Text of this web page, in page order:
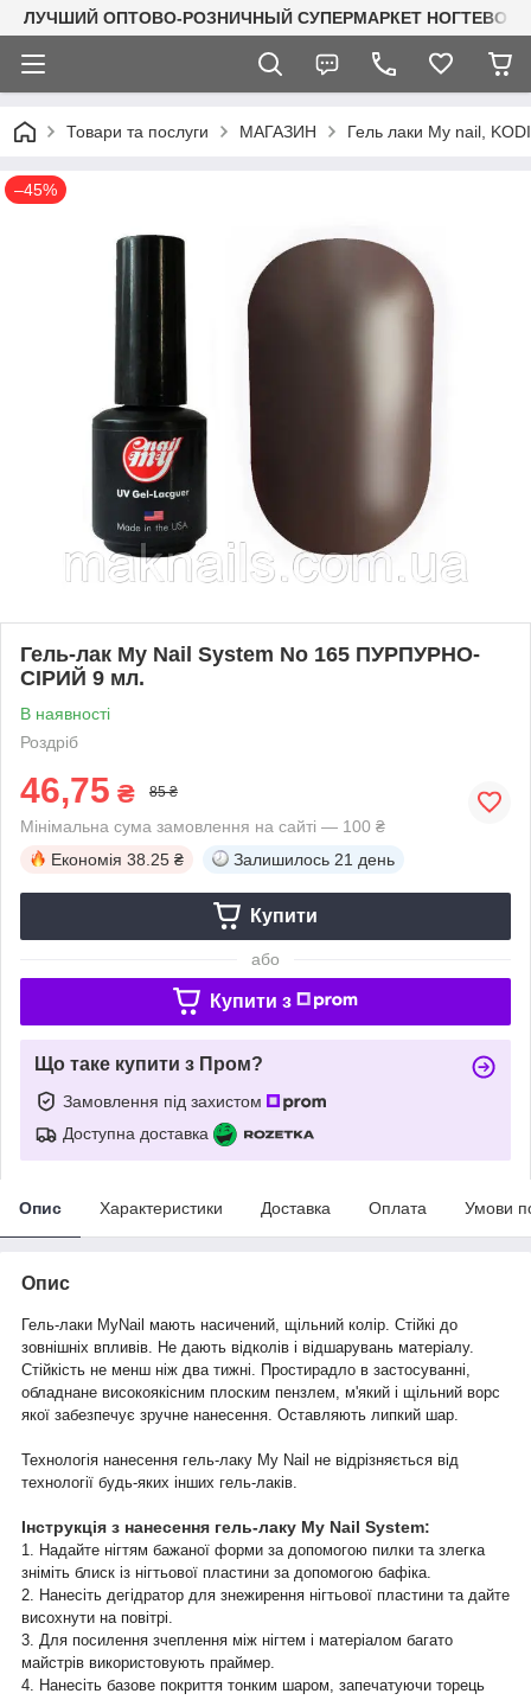
ЛУЧШИЙ ОПТОВО-РОЗНИЧНЫЙ СУПЕРМАРКЕТ
Товари та послуги МАГАЗИН Гель лаки My nail,
–45%
Гель-лак My Nail System No 165 ПУРПУРНО-
СІРИЙ 9 мл.
В наявності
Роздріб
46,75 ₴ 85 ₴
Мінімальна сума замовлення на сайті — 100 ₴
Економія 38.25 ₴ Залишилось 21 день
Купити
або
Купити з
Що таке купити з Пром?
Замовлення під захистом
Доступна доставка
Опис Характеристики Доставка Оплата Умови
Опис
Гель-лаки MyNail мають насичений, щільний колір. Стійкі до
зовнішніх впливів. Не дають відколів і відшарувань матеріалу.
Стійкість не менш ніж два тижні. Простирадло в застосуванні,
обладнане високоякісним плоским пензлем, м'який і щільний ворс
якої забезпечує зручне нанесення. Оставляють липкий шар.
Технологія нанесення гель-лаку My Nail не відрізняється від
технології будь-яких інших гель-лаків.
Інструкція з нанесення гель-лаку My Nail System:
1. Надайте нігтям бажаної форми за допомогою пилки та злегка
зніміть блиск із нігтьової пластини за допомогою бафіка.
2. Нанесіть дегідратор для знежирення нігтьової пластини та дайте
висохнути на повітрі.
3. Для посилення зчеплення між нігтем і матеріалом багато
майстрів використовують праймер.
4. Нанесіть базове покриття тонким шаром, запечатуючи торець